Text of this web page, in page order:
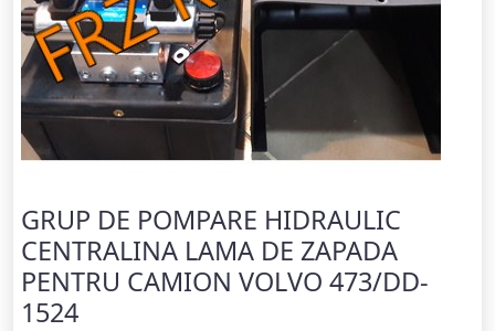
GRUP DE POMPARE HIDRAULIC
CENTRALINA LAMA DE ZAPADA
PENTRU CAMION VOLVO 473/DD-
1524